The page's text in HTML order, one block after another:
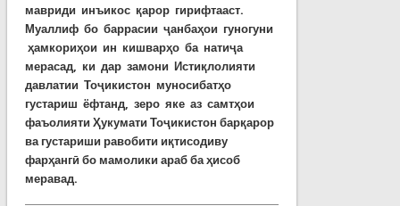
мавриди инъикос қарор гирифтааст.
Муаллиф бо баррасии ҷанбаҳои гуногуни
ҳамкориҳои ин кишварҳо ба натиҷа
мерасад, ки дар замони Истиқлолияти
давлатии Тоҷикистон муносибатҳо
густариш ёфтанд, зеро яке аз самтҳои
фаъолияти Ҳукумати Тоҷикистон барқарор
ва густариши равобити иқтисодиву
фарҳангӣ бо мамолики араб ба ҳисоб
меравад.